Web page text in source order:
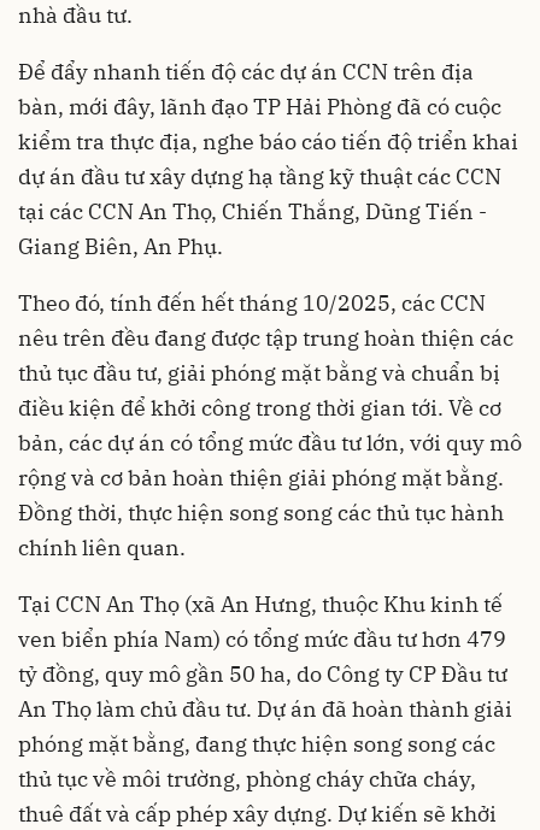
nhà đầu tư.
Để đẩy nhanh tiến độ các dự án CCN trên địa
bàn, mới đây, lãnh đạo TP Hải Phòng đã có cuộc
kiểm tra thực địa, nghe báo cáo tiến độ triển khai
dự án đầu tư xây dựng hạ tầng kỹ thuật các CCN
tại các CCN An Thọ, Chiến Thắng, Dũng Tiến -
Giang Biên, An Phụ.
Theo đó, tính đến hết tháng 10/2025, các CCN
nêu trên đều đang được tập trung hoàn thiện các
thủ tục đầu tư, giải phóng mặt bằng và chuẩn bị
điều kiện để khởi công trong thời gian tới. Về cơ
bản, các dự án có tổng mức đầu tư lớn, với quy mô
rộng và cơ bản hoàn thiện giải phóng mặt bằng.
Đồng thời, thực hiện song song các thủ tục hành
chính liên quan.
Tại CCN An Thọ (xã An Hưng, thuộc Khu kinh tế
ven biển phía Nam) có tổng mức đầu tư hơn 479
tỷ đồng, quy mô gần 50 ha, do Công ty CP Đầu tư
An Thọ làm chủ đầu tư. Dự án đã hoàn thành giải
phóng mặt bằng, đang thực hiện song song các
thủ tục về môi trường, phòng cháy chữa cháy,
thuê đất và cấp phép xây dựng. Dự kiến sẽ khởi